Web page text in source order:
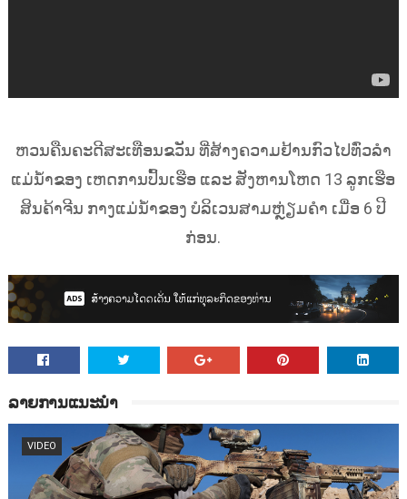
ຫວນຄືນຄະດີສະເທືອນຂວັນ ທີ່ສ້າງຄວາມຢ້ານກົວໄປທົ່ວລຳ
ແມ່ນໍ້າຂອງ ເຫດການປົ້ນເຮືອ ແລະ ສັງຫານໂຫດ 13 ລູກເຮືອ
ສິນຄ້າຈີນ ກາງແມ່ນໍ້າຂອງ ບໍລິເວນສາມຫຼ່ຽມຄຳ ເມື່ອ 6 ປີ
ກ່ອນ.
ລາຍການແນະນຳ
VIDEO